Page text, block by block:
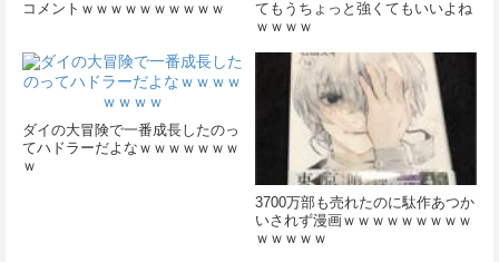
コメントｗｗｗｗｗｗｗｗｗｗ
てもうちょっと強くてもいいよね
ｗｗｗｗ
ダイの大冒険で一番成長したのっ
てハドラーだよなｗｗｗｗｗｗｗ
ｗ
3700万部も売れたのに駄作あつか
いされず漫画ｗｗｗｗｗｗｗｗｗ
ｗｗｗｗｗ